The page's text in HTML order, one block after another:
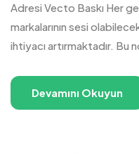
Adresi Vecto Baskı Her
markalarının sesi
ihtiyacı artırmaktadır.
Devamını Okuyun